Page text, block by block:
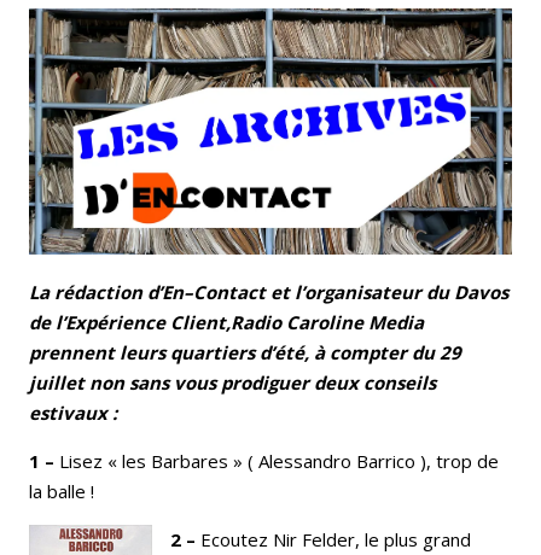
Email Facebook LinkedIn
Bluesky Whatsapp
La rédaction d’En–Contact et l’organisateur du Davos
de l’Expérience Client,Radio Caroline Media
prennent leurs quartiers d’été, à compter du 29
juillet non sans vous prodiguer deux conseils
estivaux :
1 – Lisez « les Barbares » ( Alessandro Barrico ), trop de
la balle !
2 – Ecoutez Nir Felder, le plus grand